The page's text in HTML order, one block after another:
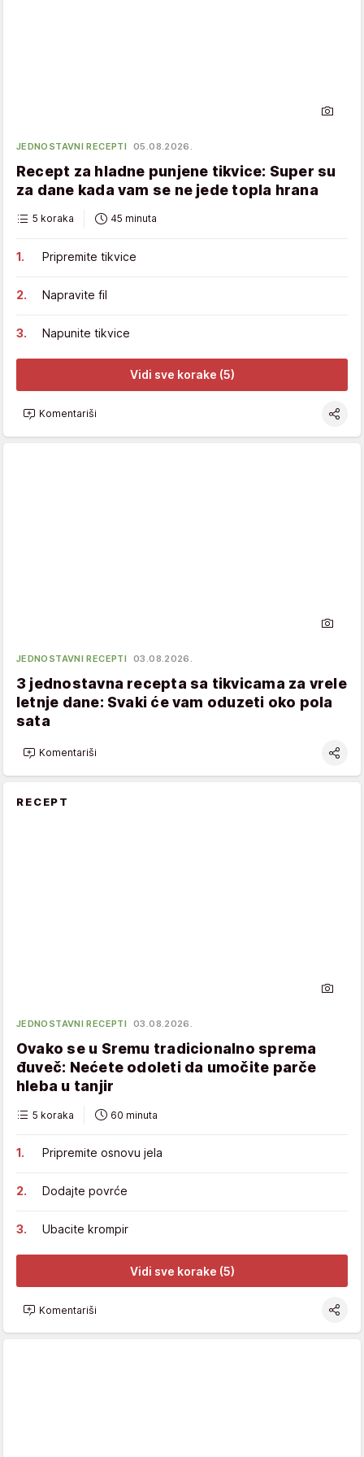
JEDNOSTAVNI RECEPTI 05.08.2026.
Recept za hladne punjene tikvice: Super su
za dane kada vam se ne jede topla hrana
5 koraka 45 minuta
Pripremite tikvice
Napravite fil
Napunite tikvice
Vidi sve korake (5)
Komentariši
JEDNOSTAVNI RECEPTI 03.08.2026.
3 jednostavna recepta sa tikvicama za vrele
letnje dane: Svaki će vam oduzeti oko pola
sata
Komentariši
RECEPT
JEDNOSTAVNI RECEPTI 03.08.2026.
Ovako se u Sremu tradicionalno sprema
đuveč: Nećete odoleti da umočite parče
hleba u tanjir
5 koraka 60 minuta
Pripremite osnovu jela
Dodajte povrće
Ubacite krompir
Vidi sve korake (5)
Komentariši